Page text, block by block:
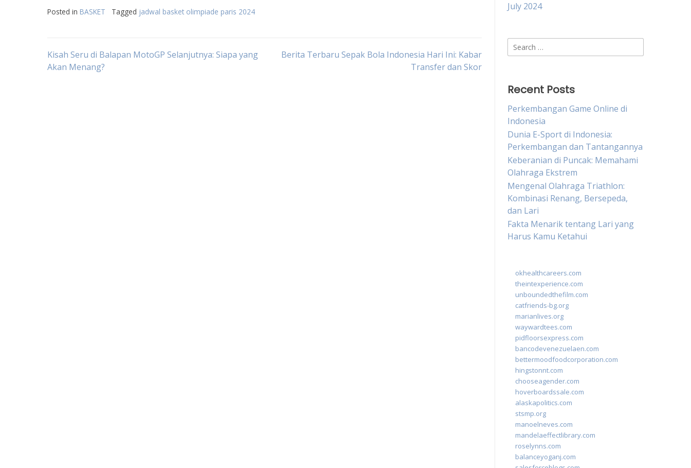
Posted in BASKET Tagged jadwal basket olimpiade paris 2024
Post
Kisah Seru di Balapan MotoGP Selanjutnya: Siapa yang
Akan Menang?
Berita Terbaru Sepak Bola Indonesia Hari Ini: Kabar
Transfer dan Skor
July 2024
Search
for:
Recent Posts
Perkembangan Game Online di
Indonesia
Dunia E-Sport di Indonesia:
Perkembangan dan Tantangannya
Keberanian di Puncak: Memahami
Olahraga Ekstrem
Mengenal Olahraga Triathlon:
Kombinasi Renang, Bersepeda,
dan Lari
Fakta Menarik tentang Lari yang
Harus Kamu Ketahui
okhealthcareers.com
theintexperience.com
unboundedthefilm.com
catfriends-bg.org
marianlives.org
waywardtees.com
pidfloorsexpress.com
bancodevenezuelaen.com
bettermoodfoodcorporation.com
hingstonnt.com
chooseagender.com
hoverboardssale.com
alaskapolitics.com
stsmp.org
manoelneves.com
mandelaeffectlibrary.com
roselynns.com
balanceyoganj.com